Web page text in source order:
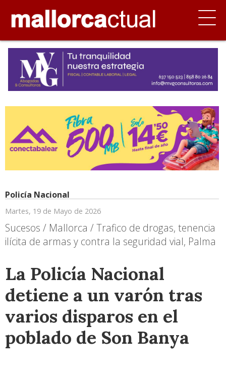
Policía Nacional
Martes, 19 de Mayo de 2026
Sucesos / Mallorca / Trafico de drogas, tenencia
ilícita de armas y contra la seguridad vial, Palma
La Policía Nacional
detiene a un varón tras
varios disparos en el
poblado de Son Banya